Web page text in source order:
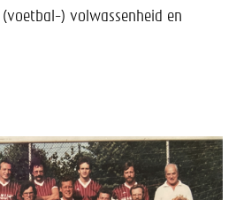
) volwassenheid en